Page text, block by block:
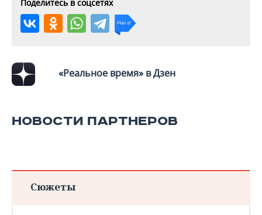
Поделитесь в соцсетях
«Реальное время» в Дзен
НОВОСТИ ПАРТНЕРОВ
Сюжеты